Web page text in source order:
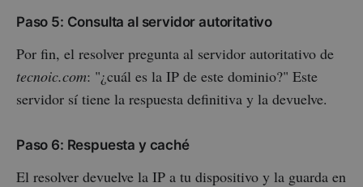
Paso 5: Consulta al servidor autoritativo
Por fin, el resolver pregunta al servidor autoritativo de
tecnoic.com: "¿cuál es la IP de este dominio?" Este
servidor sí tiene la respuesta definitiva y la devuelve.
Paso 6: Respuesta y caché
El resolver devuelve la IP a tu dispositivo y la guarda en